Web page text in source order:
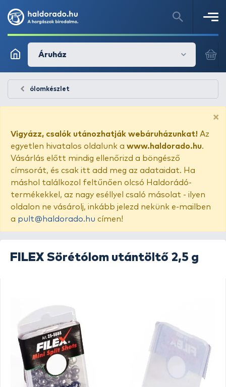
Áruház
ólomkészlet
×
Vigyázz, csalók utánozhatják webáruházunkat! Az
egyetlen hivatalos oldalunk a www.haldorado.hu.
Vásárlás előtt mindig ellenőrizd a böngésző
címsorát, és csak itt add meg az adataidat. Ha
máshol találkozol feltűnően olcsó Haldorádó-
termékekkel, az nagy eséllyel csaló másolat - ilyen
oldalon ne vásárolj, inkább jelezd nekünk e-mailben
a pult@haldorado.hu címen!
FILEX Sörétólom utántöltő 2,5 g